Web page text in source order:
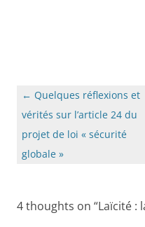
Navigation
des
articles
← Quelques réflexions et
vérités sur l’article 24 du
projet de loi « sécurité
globale »
4 thoughts on “Laïcité :